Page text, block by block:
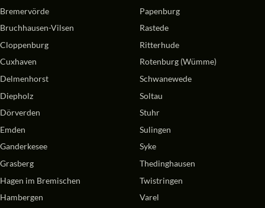
Bremervörde
Bruchhausen-Vilsen
Cloppenburg
Cuxhaven
Delmenhorst
Diepholz
Dörverden
Emden
Ganderkesee
Grasberg
Hagen im Bremischen
Hambergen
Papenburg
Rastede
Ritterhude
Rotenburg (Wümme)
Schwanewede
Soltau
Stuhr
Sulingen
Syke
Thedinghausen
Twistringen
Varel